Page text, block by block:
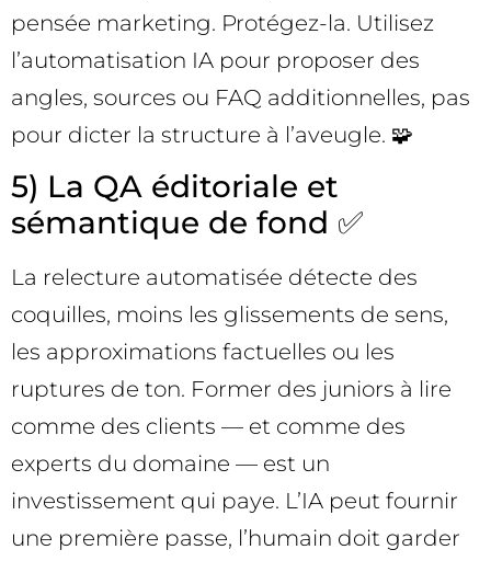
pensée marketing. Protégez-la. Utilisez
l’automatisation IA pour proposer des
angles, sources ou FAQ additionnelles, pas
pour dicter la structure à l’aveugle. 🧩
5) La QA éditoriale et
sémantique de fond ✅
La relecture automatisée détecte des
coquilles, moins les glissements de sens,
les approximations factuelles ou les
ruptures de ton. Former des juniors à lire
comme des clients — et comme des
experts du domaine — est un
investissement qui paye. L’IA peut fournir
une première passe, l’humain doit garder